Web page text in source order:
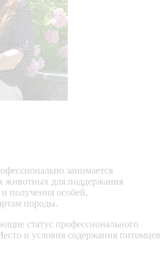
занимается
животных для поддержания
получения особей,
породы.
статус профессионального
и условия содержания питомцев